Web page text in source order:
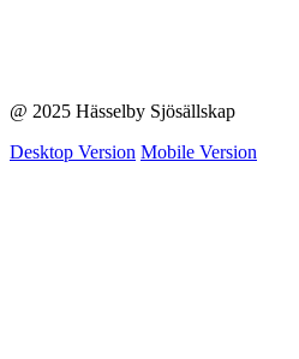
@ 2025 Hässelby Sjösällskap
Desktop Version Mobile Version